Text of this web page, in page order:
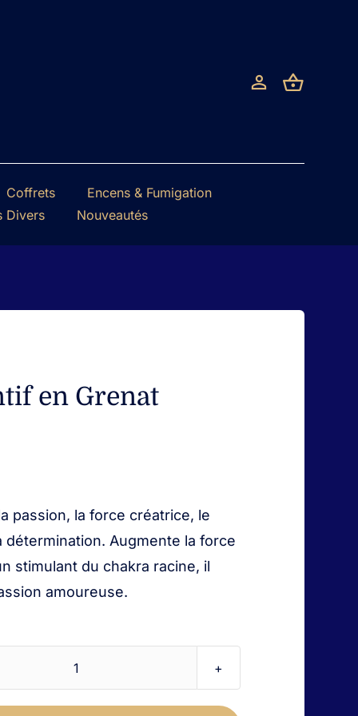
Coffrets
Encens & Fumigation
Divers Nouveautés
en Grenat
passion, la force créatrice, le
détermination. Augmente la force
stimulant du chakra racine, il
amoureuse.
quantité